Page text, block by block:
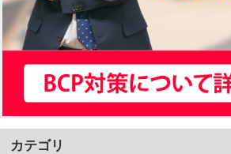
カテゴリ